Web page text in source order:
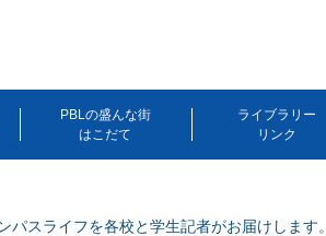
PBLの盛んな街
はこだて
ライブラリー
リンク
スライフを各校と学生記者がお届けします。